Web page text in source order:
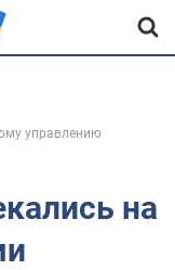
управлению
на